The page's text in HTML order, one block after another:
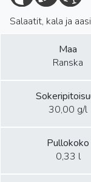
Salaatit, kala ja
Maa
Ranska
30,00 g/l
Pullokoko
0,33 l